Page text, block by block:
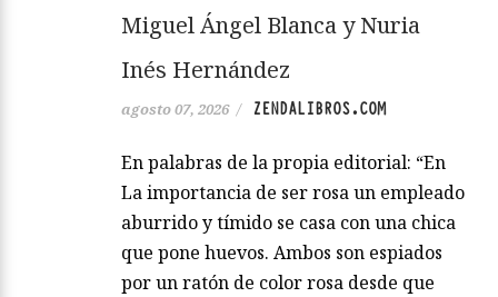
Miguel Ángel Blanca y Nuria
Inés Hernández
agosto 07, 2026 / ZENDALIBROS.COM
En palabras de la propia editorial: “En
La importancia de ser rosa un empleado
aburrido y tímido se casa con una chica
que pone huevos. Ambos son espiados
por un ratón de color rosa desde que